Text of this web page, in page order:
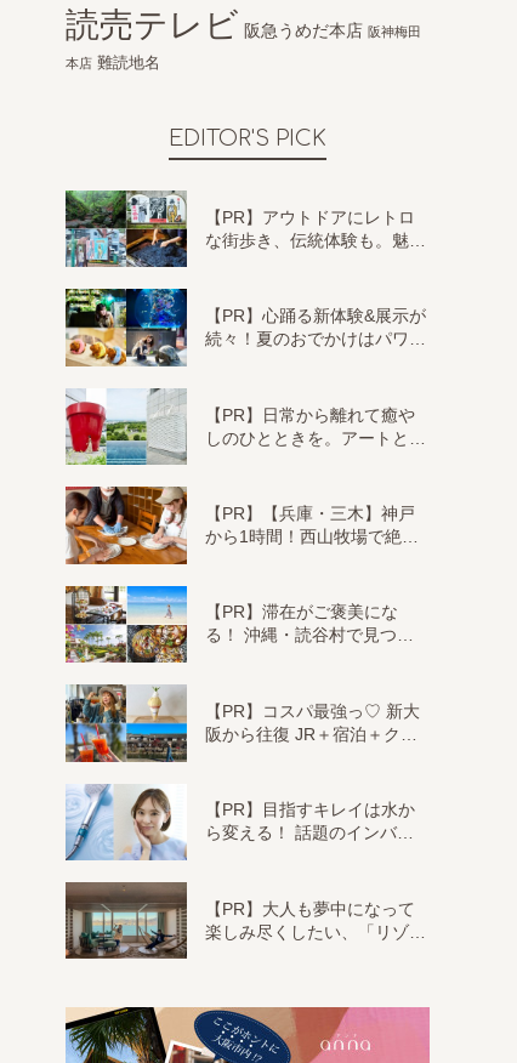
読売テレビ 阪急うめだ本店 阪神梅田
本店 難読地名
EDITOR'S PICK
【PR】アウトドアにレトロ
な街歩き、伝統体験も。魅…
【PR】心踊る新体験&展示が
続々！夏のおでかけはパワ…
【PR】日常から離れて癒や
しのひとときを。アートと…
【PR】【兵庫・三木】神戸
から1時間！西山牧場で絶…
【PR】滞在がご褒美にな
る！ 沖縄・読谷村で見つ…
【PR】コスパ最強っ♡ 新大
阪から往復 JR＋宿泊＋ク…
【PR】目指すキレイは水か
ら変える！ 話題のインバ…
【PR】大人も夢中になって
楽しみ尽くしたい、「リゾ…